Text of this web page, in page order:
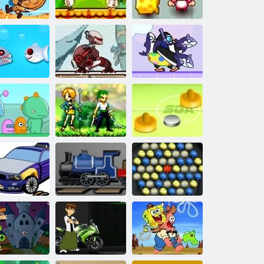
ζόμπι
Διακόσμηση
Luigi
Bison
εκδίκηση
Οι περιπέτειες
του προβάτου
Δύο μικρό
ποντίκι
αγώνα
Μετασχηματιστές
διαφυγής
Οι περιπέτειες
του Σούπερ
Penguins
και blip
Ένα κομμάτι της
εξωτικής
περιπέτειας
Air Hockey για
δύο
Mustang
Μανία Τρένο Bakugan Zuma